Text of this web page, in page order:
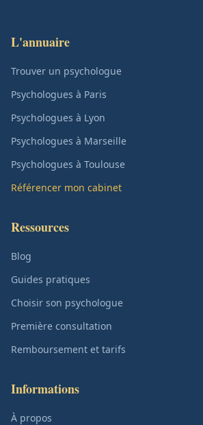
L'annuaire
Trouver un psychologue
Psychologues à Paris
Psychologues à Lyon
Psychologues à Marseille
Psychologues à Toulouse
Référencer mon cabinet
Ressources
Blog
Guides pratiques
Choisir son psychologue
Première consultation
Remboursement et tarifs
Informations
À propos